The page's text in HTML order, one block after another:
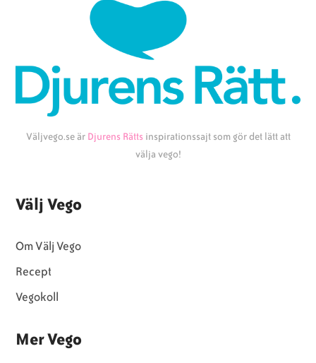
Väljvego.se är Djurens Rätts inspirationssajt som gör det lätt att
välja vego!
Välj Vego
Om Välj Vego
Recept
Vegokoll
Mer Vego